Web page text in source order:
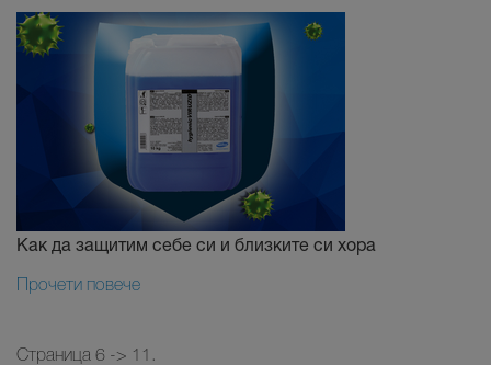
Как да защитим себе си и близките си хора
Прочети повече
Страница 6 -> 11.